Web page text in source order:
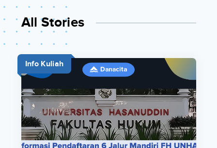
All Stories
Info Kuliah